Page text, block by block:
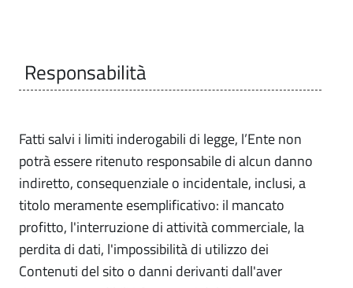
Responsabilità
Fatti salvi i limiti inderogabili di legge, l’Ente non
potrà essere ritenuto responsabile di alcun danno
indiretto, consequenziale o incidentale, inclusi, a
titolo meramente esemplificativo: il mancato
profitto, l'interruzione di attività commerciale, la
perdita di dati, l'impossibilità di utilizzo dei
Contenuti del sito o danni derivanti dall'aver